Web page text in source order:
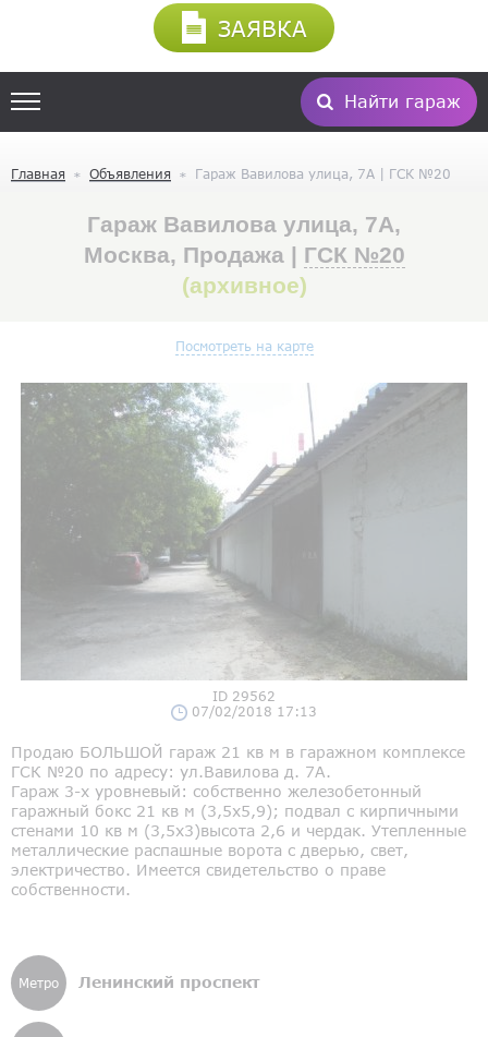
Найти гараж
ЗАЯВКА
Главная Объявления Гараж Вавилова улица, 7А | ГСК №20
Гараж Вавилова улица, 7А,
Москва, Продажа | ГСК №20
(архивное)
Посмотреть на карте
ID 29562
07/02/2018 17:13
Продаю БОЛЬШОЙ гараж 21 кв м в гаражном комплексе
ГСК №20 по адресу: ул.Вавилова д. 7А.
Гараж 3-х уровневый: собственно железобетонный
гаражный бокс 21 кв м (3,5х5,9); подвал с кирпичными
стенами 10 кв м (3,5х3)высота 2,6 и чердак. Утепленные
металлические распашные ворота с дверью, свет,
электричество. Имеется свидетельство о праве
собственности.
Метро Ленинский проспект